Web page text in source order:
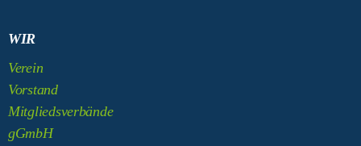
WIR
Verein
Vorstand
Mitgliedsverbände
gGmbH